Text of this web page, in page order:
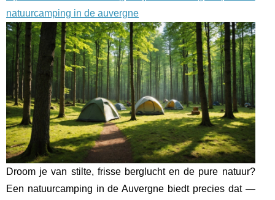
natuurcamping in de auvergne
Droom je van stilte, frisse berglucht en de pure natuur?
Een natuurcamping in de Auvergne biedt precies dat —